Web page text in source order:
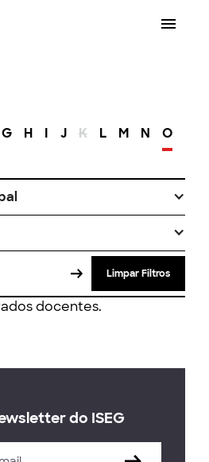
G H I J K L M N O
Limpar Filtros
docentes.
do ISEG